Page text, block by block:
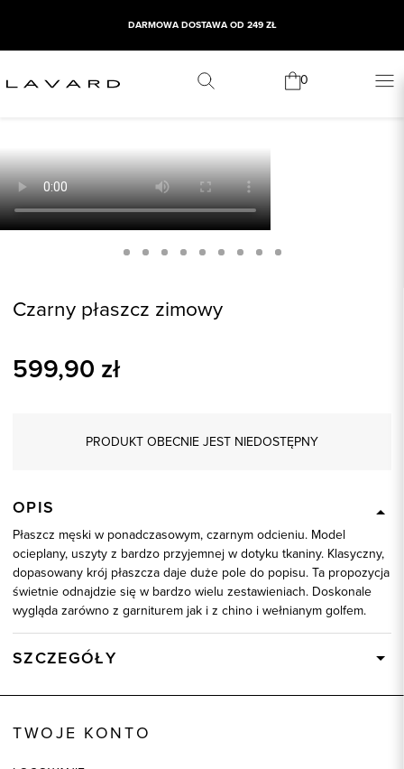
DARMOWA DOSTAWA OD 249 ZŁ
0
Czarny płaszcz zimowy
599,90 zł
PRODUKT OBECNIE JEST NIEDOSTĘPNY
OPIS
Płaszcz męski w ponadczasowym, czarnym odcieniu. Model
ocieplany, uszyty z bardzo przyjemnej w dotyku tkaniny. Klasyczny,
dopasowany krój płaszcza daje duże pole do popisu. Ta propozycja
świetnie odnajdzie się w bardzo wielu zestawieniach. Doskonale
wygląda zarówno z garniturem jak i z chino i wełnianym golfem.
SZCZEGÓŁY
TWOJE KONTO